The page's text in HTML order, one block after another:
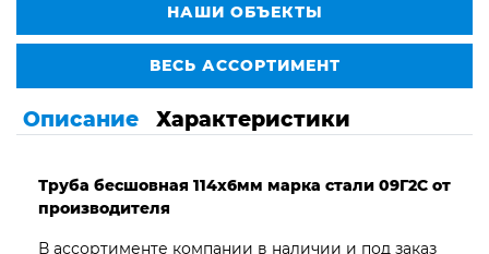
НАШИ ОБЪЕКТЫ
ВЕСЬ АССОРТИМЕНТ
Описание Характеристики
Труба бесшовная 114х6мм марка стали 09Г2С от
производителя
В ассортименте компании в наличии и под заказ